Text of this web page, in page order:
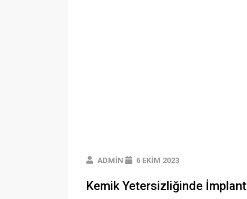
ADMIN 6 EKIM 2023
Kemik Yetersizliğinde İmplant